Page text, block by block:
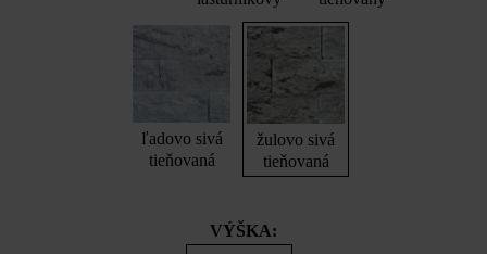
ľadovo sivá
tieňovaná
žulovo sivá
tieňovaná
VÝŠKA: